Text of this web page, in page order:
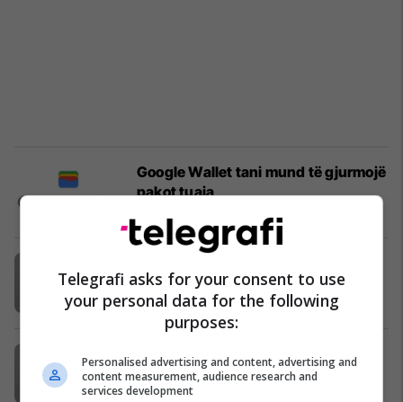
Google Wallet tani mund të gjurmojë
pakot tuaja
changing journalism?
World 24/06/2026
Si po e ndryshojnë kompanitë e
mëdha teknologjike gazetarinë?
Deutsche Welle
Telegrafi asks for your consent to use
your personal data for the following
purposes:
Personalised advertising and content, advertising and
content measurement, audience research and
services development